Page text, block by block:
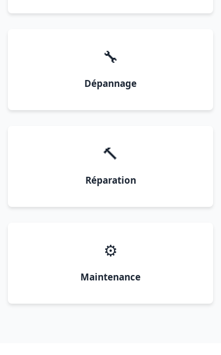
🔧
Dépannage
🔨
Réparation
⚙️
Maintenance